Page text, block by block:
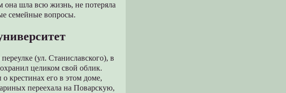
она шла всю жизнь, не потеряла
семейные вопросы.
(ул. Станиславского), в
целиком свой облик.
крестинах его в этом доме,
переехала на Поварскую,